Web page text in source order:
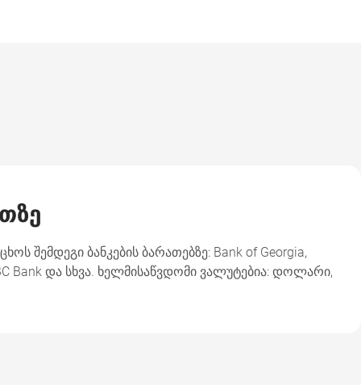
შემდეგი ბანკების ბარათებზე: Bank of Georgia,
Bank და სხვა. ხელმისაწვდომი ვალუტებია: დოლარი,